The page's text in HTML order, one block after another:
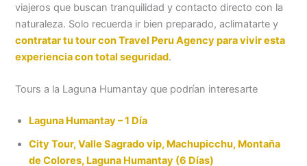
viajeros que buscan tranquilidad y contacto directo con la
naturaleza. Solo recuerda ir bien preparado, aclimatarte y
contratar tu tour con Travel Peru Agency para vivir esta
experiencia con total seguridad.
Tours a la Laguna Humantay que podrían interesarte
Laguna Humantay – 1 Día
City Tour, Valle Sagrado vip, Machupicchu, Montaña
de Colores, Laguna Humantay (6 Días)